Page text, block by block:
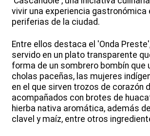
vivir una experiencia gastronómica
periferias de la ciudad.
Entre ellos destaca el 'Onda
servido en un plato transparente
forma de un sombrero bombín que
cholas paceñas, las mujeres
en el que sirven trozos de corazón
acompañados con brotes de
hierba nativa aromática, además
clavel y maíz, entre otros